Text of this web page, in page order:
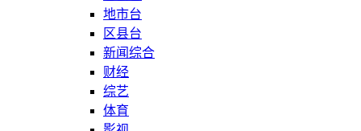
地市台
区县台
新闻综合
财经
综艺
体育